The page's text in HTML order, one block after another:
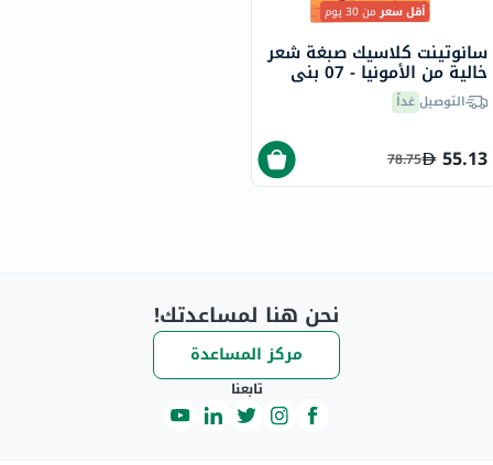
أقل سعرمن 30 يوم
سانوتينت كلاسيك صبغة شعر
خالية من الأمونيا - 07 بني
رمادي 125 مل
التوصيلغداً
55.13
78.75
نحن هنا لمساعدتك!
مركز المساعدة
تابعنا